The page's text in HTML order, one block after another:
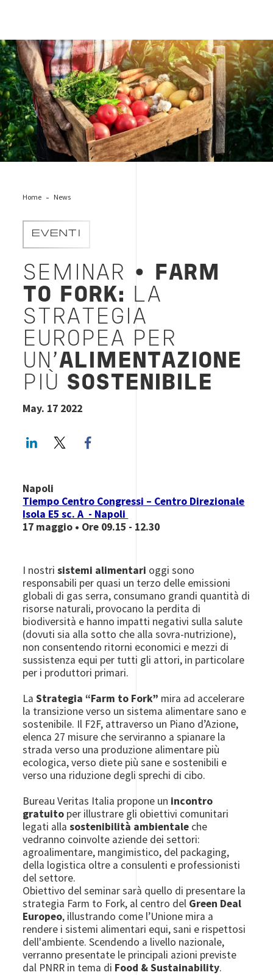
food-vegan
Home News
EVENTI
SEMINAR •
FARM
TO FORK:
LA
STRATEGIA
EUROPEA PER
UN’ALIMENTAZIONE
PIÙ SOSTENIBILE
May. 17 2022
LinkedInTwitter
Napoli
Tiempo Centro Congressi – Centro Direzionale
Isola E5 sc. A - Napoli
17 maggio • Ore 09.15 - 12.30
I nostrisistemi alimentari oggi sono
responsabili per quasi un terzo delle emissioni
globali di gas serra, consumano grandi quantità di
risorse naturali, provocano la perdita di
biodiversità e hanno impatti negativi sulla salute
(dovuti sia alla sotto che alla sovra-nutrizione),
non consentendo ritorni economici e mezzi di
sussistenza equi per tutti gli attori, in particolare
per i produttori primari.
LaStrategia “Farm to Fork” mira ad accelerare
la transizione verso un sistema alimentare sano e
sostenibile. Il F2F, attraverso un Piano d’Azione,
elenca 27 misure che serviranno a spianare la
strada verso una produzione alimentare più
ecologica, verso diete più sane e sostenibili e
verso una riduzione degli sprechi di cibo.
Bureau Veritas Italia propone un incontro
gratuito per illustrare gli obiettivi comunitari
legati allasostenibilità ambientale che
vedranno coinvolte aziende dei settori:
agroalimentare, mangimistico, del packaging,
della logistica oltre a consulenti e professionisti
del settore.
Obiettivo del seminar sarà quello di presentare la
strategia Farm to Fork, al centro del Green Deal
Europeo, illustrando come l’Unione mira a
rendere i sistemi alimentari equi, sani e rispettosi
dell'ambiente. Scendendo a livello nazionale,
verranno presentate le principali azioni previste
dal PNRR in tema di Food & Sustainability.